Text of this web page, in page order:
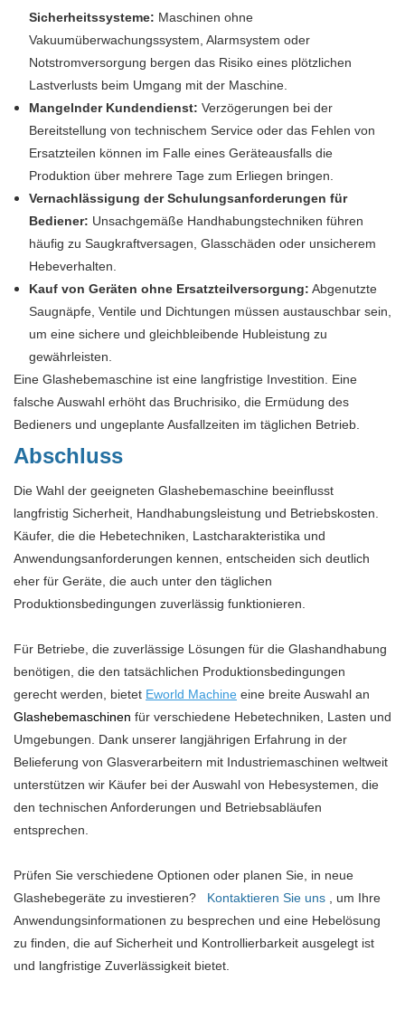
Sicherheitssysteme: Maschinen ohne
Vakuumüberwachungssystem, Alarmsystem oder
Notstromversorgung bergen das Risiko eines plötzlichen
Lastverlusts beim Umgang mit der Maschine.
Mangelnder Kundendienst: Verzögerungen bei der
Bereitstellung von technischem Service oder das Fehlen von
Ersatzteilen können im Falle eines Geräteausfalls die
Produktion über mehrere Tage zum Erliegen bringen.
Vernachlässigung der Schulungsanforderungen für
Bediener: Unsachgemäße Handhabungstechniken führen
häufig zu Saugkraftversagen, Glasschäden oder unsicherem
Hebeverhalten.
Kauf von Geräten ohne Ersatzteilversorgung: Abgenutzte
Saugnäpfe, Ventile und Dichtungen müssen austauschbar sein,
um eine sichere und gleichbleibende Hubleistung zu
gewährleisten.
Eine Glashebemaschine ist eine langfristige Investition. Eine
falsche Auswahl erhöht das Bruchrisiko, die Ermüdung des
Bedieners und ungeplante Ausfallzeiten im täglichen Betrieb.
Abschluss
Die Wahl der geeigneten Glashebemaschine beeinflusst
langfristig Sicherheit, Handhabungsleistung und Betriebskosten.
Käufer, die die Hebetechniken, Lastcharakteristika und
Anwendungsanforderungen kennen, entscheiden sich deutlich
eher für Geräte, die auch unter den täglichen
Produktionsbedingungen zuverlässig funktionieren.
Für Betriebe, die zuverlässige Lösungen für die Glashandhabung
benötigen, die den tatsächlichen Produktionsbedingungen
gerecht werden, bietet Eworld Machine eine breite Auswahl an
Glashebemaschinen für verschiedene Hebetechniken, Lasten und
Umgebungen. Dank unserer langjährigen Erfahrung in der
Belieferung von Glasverarbeitern mit Industriemaschinen weltweit
unterstützen wir Käufer bei der Auswahl von Hebesystemen, die
den technischen Anforderungen und Betriebsabläufen
entsprechen.
Prüfen Sie verschiedene Optionen oder planen Sie, in neue
Glashebegeräte zu investieren?
Kontaktieren Sie uns , um Ihre
Anwendungsinformationen zu besprechen und eine Hebelösung
zu finden, die auf Sicherheit und Kontrollierbarkeit ausgelegt ist
und langfristige Zuverlässigkeit bietet.